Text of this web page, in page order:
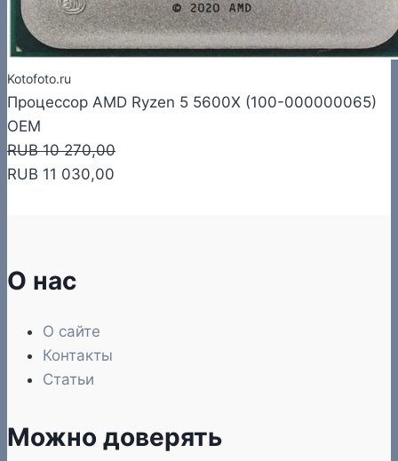
Kotofoto.ru
Процессор AMD Ryzen 5 5600X (100-000000065)
OEM
RUB 10 270,00
RUB 11 030,00
О нас
О сайте
Контакты
Статьи
Можно доверять